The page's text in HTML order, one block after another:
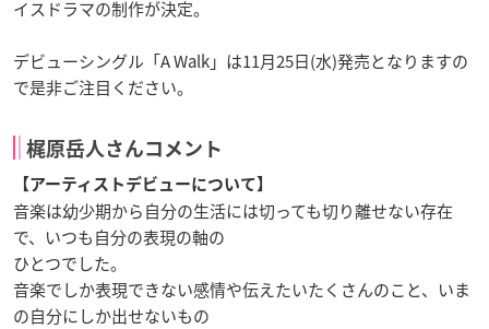
イスドラマの制作が決定。
デビューシングル「A Walk」は11月25日(水)発売となりますの
で是非ご注目ください。
梶原岳人さんコメント
【アーティストデビューについて】
音楽は幼少期から自分の生活には切っても切り離せない存在
で、いつも自分の表現の軸の
ひとつでした。
音楽でしか表現できない感情や伝えたいたくさんのこと、いま
の自分にしか出せないもの